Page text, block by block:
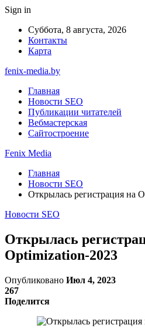
Sign in
Суббота, 8 августа, 2026
Контакты
Карта
fenix-media.by
Главная
Новости SEO
Публикации читателей
Вебмастерская
Сайтостроение
Fenix Media
Главная
Новости SEO
Открылась регистрация на
Новости SEO
Открылась
Optimization-2023
Опубликовано Июл 4, 2023
267
Поделится